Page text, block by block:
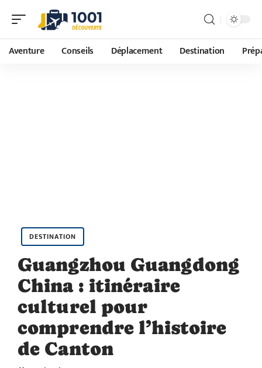
Aventure Conseils Déplacement Destination
DESTINATION
Guangzhou Guangdong
China : itinéraire
culturel pour
comprendre l’histoire
de Canton